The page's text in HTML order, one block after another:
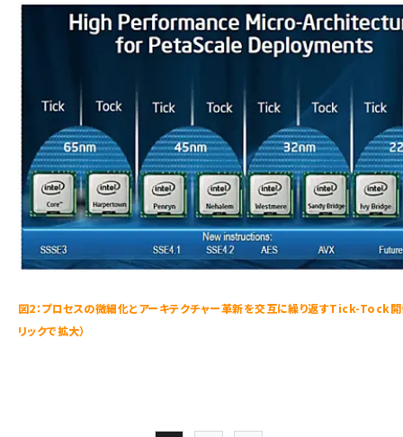
図2：プロセスの微細化とアーキテクチャー革新を交互に繰り返すTick-Tock開
リックで拡大）